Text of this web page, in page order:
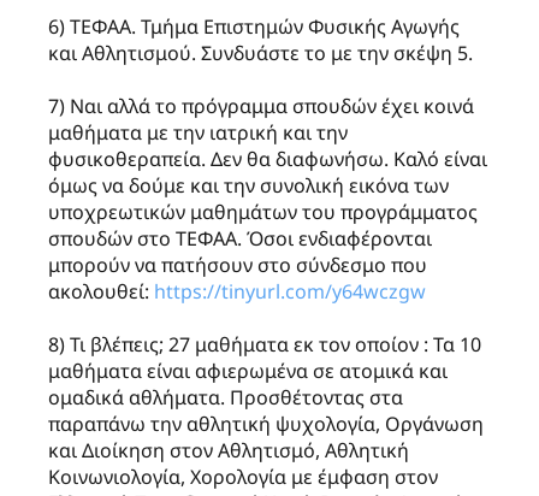
6) ΤΕΦΑΑ. Τμήμα Επιστημών Φυσικής Αγωγής
και Αθλητισμού. Συνδυάστε το με την σκέψη 5.
7) Ναι αλλά το πρόγραμμα σπουδών έχει κοινά
μαθήματα με την ιατρική και την
φυσικοθεραπεία. Δεν θα διαφωνήσω. Καλό είναι
όμως να δούμε και την συνολική εικόνα των
υποχρεωτικών μαθημάτων του προγράμματος
σπουδών στο ΤΕΦΑΑ. Όσοι ενδιαφέρονται
μπορούν να πατήσουν στο σύνδεσμο που
ακολουθεί: https://tinyurl.com/y64wczgw
8) Τι βλέπεις; 27 μαθήματα εκ τον οποίον : Τα 10
μαθήματα είναι αφιερωμένα σε ατομικά και
ομαδικά αθλήματα. Προσθέτοντας στα
παραπάνω την αθλητική ψυχολογία, Οργάνωση
και Διοίκηση στον Αθλητισμό, Αθλητική
Κοινωνιολογία, Χορολογία με έμφαση στον